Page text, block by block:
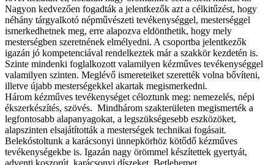
Nagyon kedvezően fogadták a jelentkezők azt a célkitűzést, hogy
néhány tárgyalkotó népművészeti tevékenységgel, mesterséggel
ismerkedhetnek meg, erre alapozva eldönthetik, hogy mely
mesterségben szeretnének elmélyedni. A csoportba jelentkezők
igazán jó kompetenciával rendelkeztek már a szakkör kezdetén is.
Szinte mindenki foglalkozott valamilyen kézműves tevékenységgel
valamilyen szinten. Meglévő ismereteiket szerették volna bővíteni,
illetve újabb mesterségekkel akartak megismerkedni.
Három kézműves tevékenységet céloztunk meg: nemezelés, népi
ékszerkészítés, szövés. Mindhárom szakterületen megismerték a
legfontosabb alapanyagokat, a legszükségesebb eszközöket,
alapszinten elsajátították a mesterségek technikai fogásait.
Belekóstoltunk a karácsonyi ünnepkörhöz kötődő kézműves
tevékenységekbe is. Igazán nagy örömmel készítettek gyertyát,
adventi koszorút, karácsonyi díszeket, Betlehemet.